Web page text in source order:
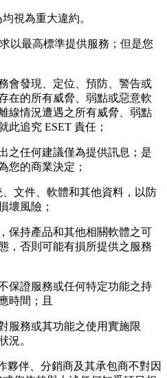
視為重大違約。
以最高標準提供服務；但是您
會發現、定位、預防、警告或
在的所有威脅、弱點或惡意軟
線情況遭遇之所有威脅、弱點
此追究 ESET 責任；
之任何建議僅為提供訊息；是
您的商業決定；
文件、軟體和其他資料，以防
壞風險；
保持產品和其他相關軟體之可
，否則可能有損所提供之服務
保證服務或任何特定功能之持
時間；且
服務或其功能之使用實施限
況。
夥伴、分銷商及其承包商不對因